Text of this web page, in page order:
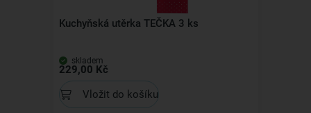
Kuchyňská utěrka TEČKA 3 ks
skladem
229,00 Kč
Vložit do košíku